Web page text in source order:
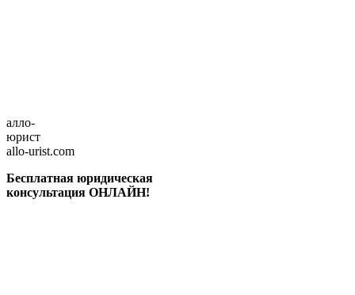
алло-
юрист
allo-urist.com
Бесплатная юридическая
консультация ОНЛАЙН!